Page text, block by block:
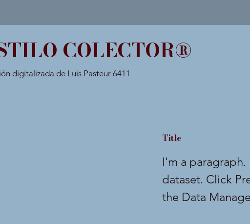
COLECTOR®
digitalizada de Luis Pasteur 6411
Title
I'm a
dataset. Click
the Data